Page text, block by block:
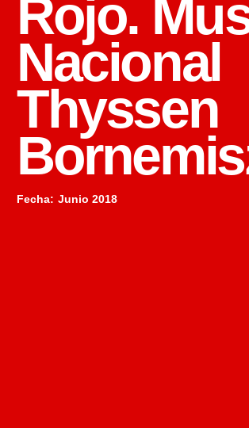
Rojo.
Nacional
Thyssen
Fecha: Junio 2018